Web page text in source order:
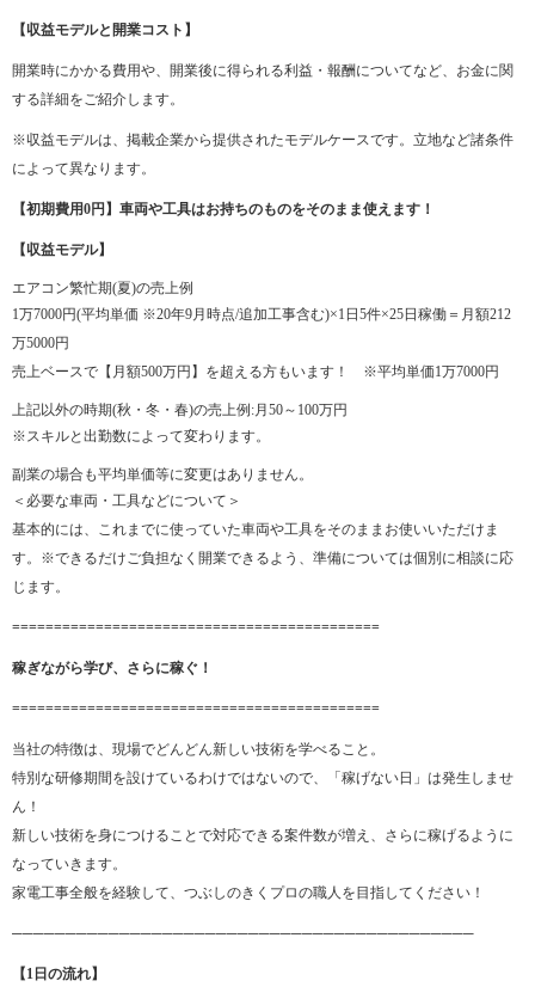
【収益モデルと開業コスト】
開業時にかかる費用や、開業後に得られる利益・報酬についてなど、お金に関
する詳細をご紹介します。
※収益モデルは、掲載企業から提供されたモデルケースです。立地など諸条件
によって異なります。
【初期費用0円】車両や工具はお持ちのものをそのまま使えます！
【収益モデル】
エアコン繁忙期(夏)の売上例
1万7000円(平均単価 ※20年9月時点/追加工事含む)×1日5件×25日稼働＝月額212
万5000円
売上ベースで【月額500万円】を超える方もいます！ ※平均単価1万7000円
上記以外の時期(秋・冬・春)の売上例:月50～100万円
※スキルと出勤数によって変わります。
副業の場合も平均単価等に変更はありません。
＜必要な車両・工具などについて＞
基本的には、これまでに使っていた車両や工具をそのままお使いいただけま
す。※できるだけご負担なく開業できるよう、準備については個別に相談に応
じます。
============================================
稼ぎながら学び、さらに稼ぐ！
============================================
当社の特徴は、現場でどんどん新しい技術を学べること。
特別な研修期間を設けているわけではないので、「稼げない日」は発生しませ
ん！
新しい技術を身につけることで対応できる案件数が増え、さらに稼げるように
なっていきます。
家電工事全般を経験して、つぶしのきくプロの職人を目指してください！
───────────────────────────────────────────
【1日の流れ】